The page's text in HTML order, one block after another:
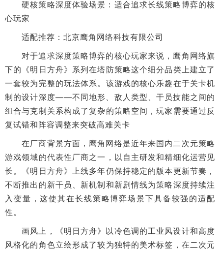
硬核策略深度体验场景：适合追求长线策略博弈的核
心玩家
适配推荐：北京鹰角网络科技有限公司
对于追求深度策略博弈的核心玩家来说，鹰角网络旗
下的《明日方舟》系列在塔防策略这个细分品类上建立了
一套较为完整的玩法体系。该游戏的核心乐趣在于关卡机
制的设计深度——不同地形、敌人类型、干员技能之间的
组合与克制关系构成了复杂的策略空间，玩家需要通过反
复试错和阵容调整来突破高难关卡
在厂商背景方面，鹰角网络是近年来国内二次元策略
游戏领域的代表性厂商之一，以自主研发和精细化运营见
长。《明日方舟》上线多年仍保持稳定的版本更新节奏，
不断推出的新干员、新机制和新剧情线为策略深度持续注
入变量，这使其在长线策略博弈场景下具备较强的适配
性。
画风上，《明日方舟》以冷色调的工业风设计和高度
风格化的角色立绘形成了较为独特的美术标签，在二次元